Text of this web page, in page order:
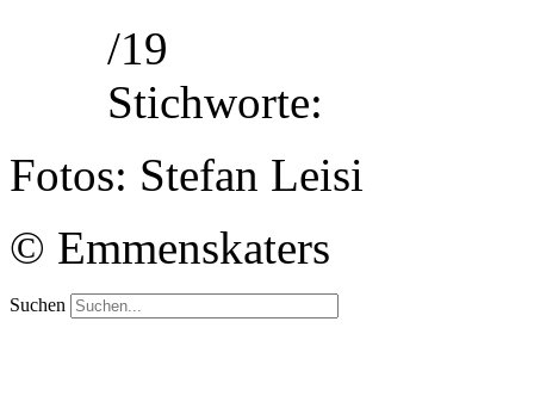
/19
Stichworte:
Fotos: Stefan Leisi
© Emmenskaters
Suchen